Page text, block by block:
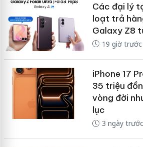
Các đại lý
loạt trả
Galaxy Z8
19 giờ trước
iPhone 17
35 triệu
vòng đời
lục
3 ngày trước